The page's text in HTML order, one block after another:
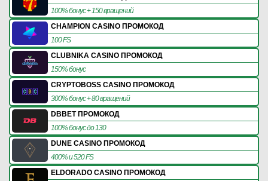
100% бонус + 150 вращений
CHAMPION CASINO ПРОМОКОД
100 FS
CLUBNIKA CASINO ПРОМОКОД
150% бонус
CRYPTOBOSS CASINO ПРОМОКОД
300% бонус + 80 вращений
DBBET ПРОМОКОД
100% бонус до 130
DUNE CASINO ПРОМОКОД
400% и 520 FS
ELDORADO CASINO ПРОМОКОД